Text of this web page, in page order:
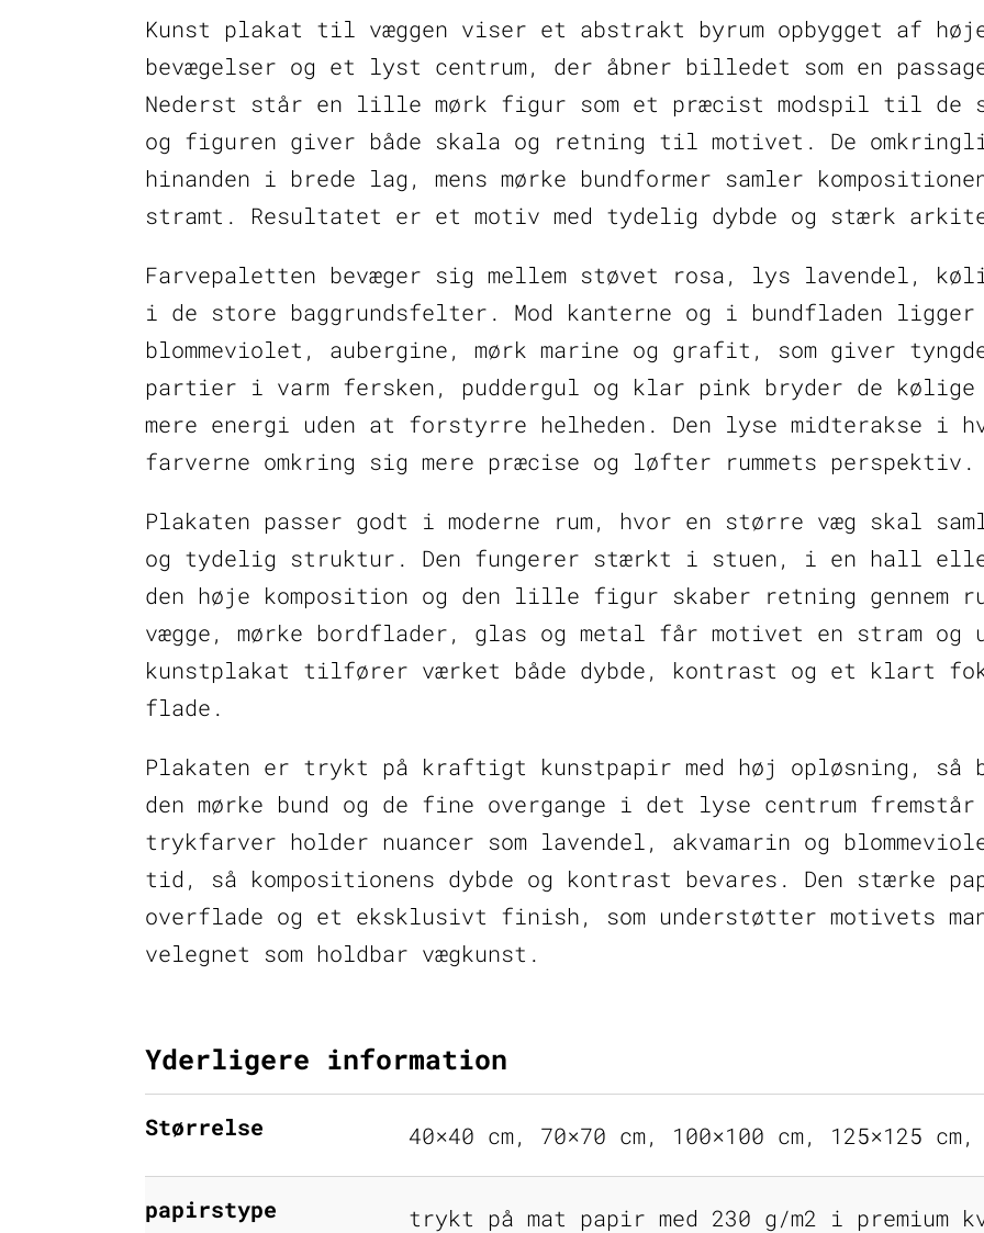
væggen
antal
Kunst plakat til væggen viser et abstrakt byrum opbygget af
bevægelser og et lyst centrum, der åbner billedet som en passage
Nederst står en lille mørk figur som et præcist modspil til de
og figuren giver både skala og retning til motivet. De
hinanden i brede lag, mens mørke bundformer samler
stramt. Resultatet er et motiv med tydelig dybde og stærk
Farvepaletten bevæger sig mellem støvet rosa, lys lavendel,
i de store baggrundsfelter. Mod kanterne og i bundfladen
blommeviolet, aubergine, mørk marine og grafit, som giver
partier i varm fersken, puddergul og klar pink bryder de
mere energi uden at forstyrre helheden. Den lyse midterakse i
farverne omkring sig mere præcise og løfter rummets perspektiv.
Plakaten passer godt i moderne rum, hvor en større væg skal
og tydelig struktur. Den fungerer stærkt i stuen, i en hall
den høje komposition og den lille figur skaber retning gennem
vægge, mørke bordflader, glas og metal får motivet en stram og
kunstplakat tilfører værket både dybde, kontrast og et klart
flade.
Plakaten er trykt på kraftigt kunstpapir med høj opløsning, så
den mørke bund og de fine overgange i det lyse centrum fremstår
trykfarver holder nuancer som lavendel, akvamarin og
tid, så kompositionens dybde og kontrast bevares. Den stærke
overflade og et eksklusivt finish, som understøtter motivets
velegnet som holdbar vægkunst.
Yderligere information
Størrelse 40×40 cm, 70×70 cm, 100×100 cm, 125×125 cm,
papirstype trykt på mat papir med 230 g/m2 i premium